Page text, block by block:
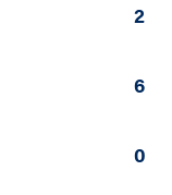
2
6
0